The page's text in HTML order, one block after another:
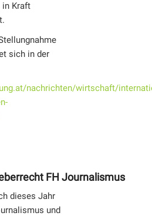
in Kraft
sich in der
nachrichten/wirtschaft/
FH Journalismus
dieses Jahr
und